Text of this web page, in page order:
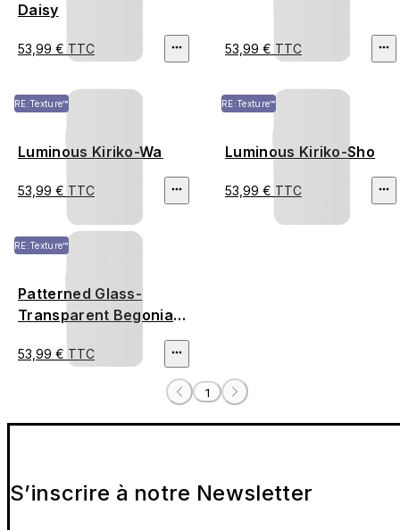
Daisy
53,99 € TTC 53,99 € TTC
RE:Texture™
Luminous Kiriko-Wa
53,99 € TTC
RE:Texture™
Luminous Kiriko-Sho
53,99 € TTC
RE:Texture™
Patterned Glass-
Transparent Begonia
53,99 € TTC
1
S’inscrire à notre Newsletter